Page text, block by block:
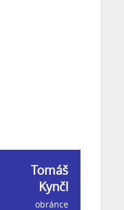
Tomáš
Kynčl
obránce